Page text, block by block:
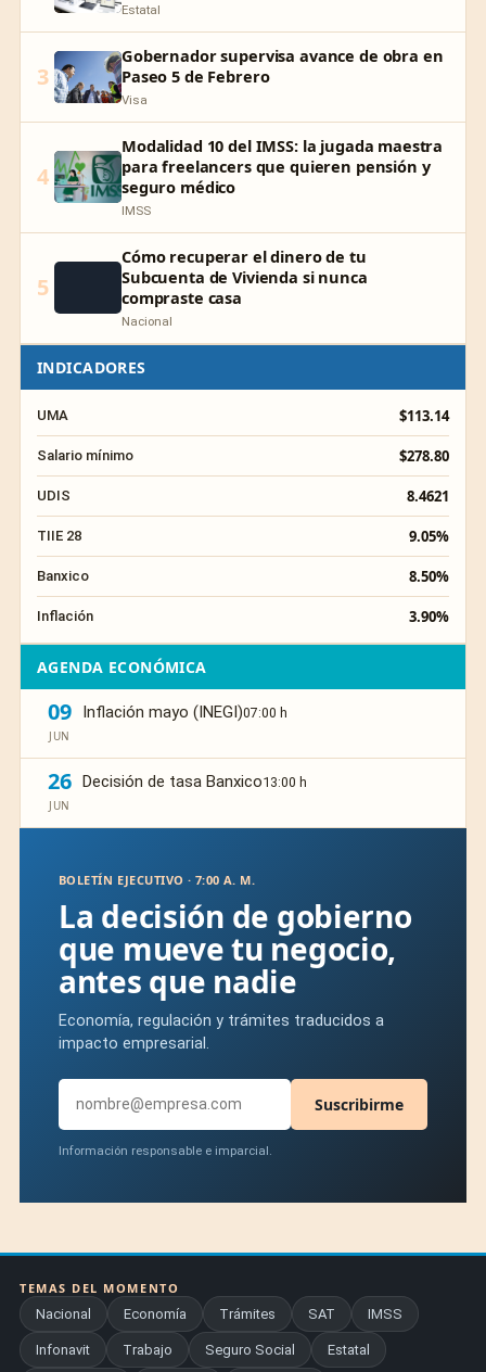
Estatal
3
Gobernador supervisa avance de obra en
Paseo 5 de Febrero
Visa
4
Modalidad 10 del IMSS: la jugada maestra
para freelancers que quieren pensión y
seguro médico
IMSS
5
Cómo recuperar el dinero de tu
Subcuenta de Vivienda si nunca
compraste casa
Nacional
INDICADORES
UMA $113.14
Salario mínimo $278.80
UDIS 8.4621
TIIE 28 9.05%
Banxico 8.50%
Inflación 3.90%
AGENDA ECONÓMICA
09
JUN
Inflación mayo (INEGI)07:00 h
26
JUN
Decisión de tasa Banxico13:00 h
BOLETÍN EJECUTIVO · 7:00 A. M.
La decisión de gobierno
que mueve tu negocio,
antes que nadie
Economía, regulación y trámites traducidos a
impacto empresarial.
Suscribirme
Información responsable e imparcial.
TEMAS DEL MOMENTO
Nacional
Economía Trámites SAT IMSS
Infonavit Trabajo Seguro Social Estatal